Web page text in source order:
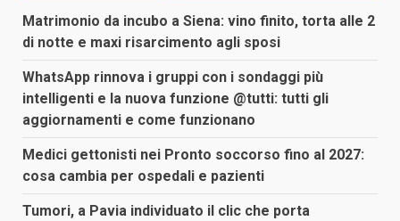
Matrimonio da incubo a Siena: vino finito, torta alle 2
di notte e maxi risarcimento agli sposi
WhatsApp rinnova i gruppi con i sondaggi più
intelligenti e la nuova funzione @tutti: tutti gli
aggiornamenti e come funzionano
Medici gettonisti nei Pronto soccorso fino al 2027:
cosa cambia per ospedali e pazienti
Tumori, a Pavia individuato il clic che porta